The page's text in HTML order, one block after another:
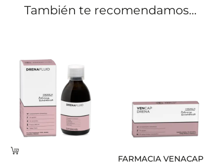
También te recomendamos…
Leer
FARMACIA VENACAP